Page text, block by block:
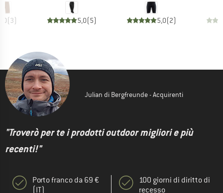
(3) 5,0(5) 5,0(2)
Julian di Bergfreunde - Acquirenti
"Troverò per te i prodotti outdoor migliori e più
recenti!"
Porto franco da 69 €
(IT)
100 giorni di diritto di
recesso